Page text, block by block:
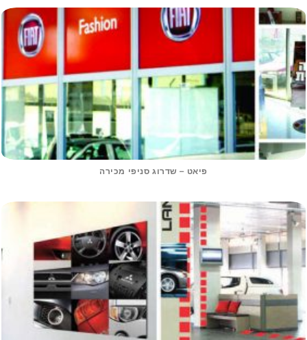
פיאט – שדרוג סניפי מכירה